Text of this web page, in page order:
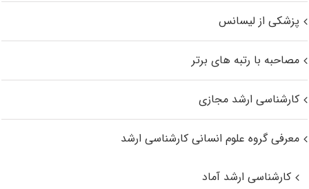
پزشکی از لیسانس
مصاحبه با رتبه های برتر
کارشناسی ارشد مجازی
معرفی گروه علوم انسانی کارشناسی ارشد
کارشناسی ارشد آماد